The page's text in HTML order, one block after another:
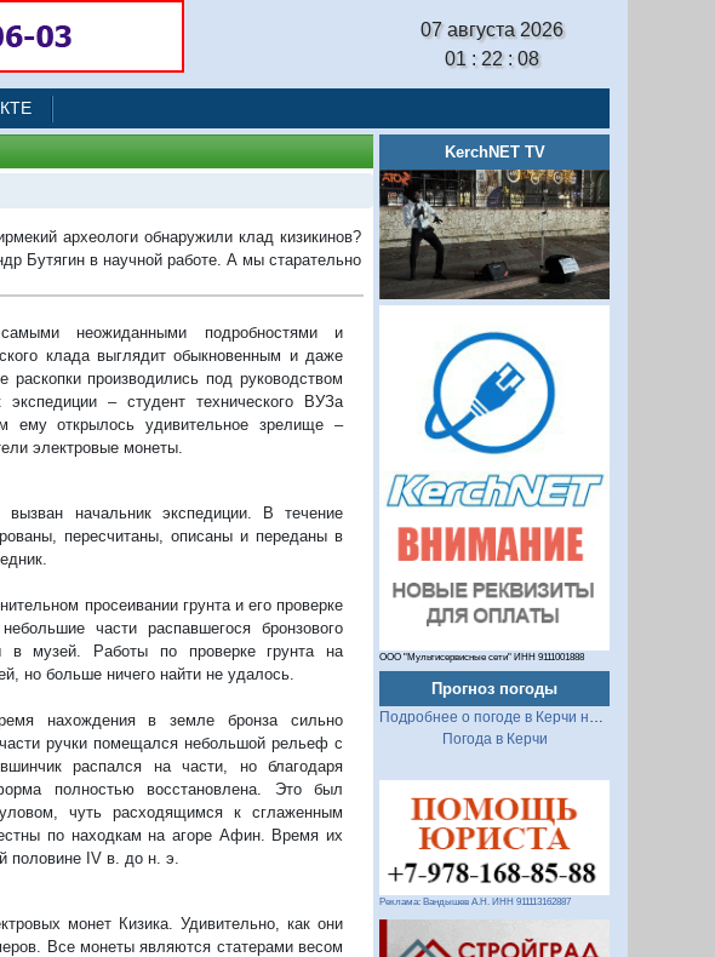
07 августа 2026
01 : 22 : 08
археологи обнаружили клад кизикинов?
Бутягин в научной работе. А мы старательно
неожиданными подробностями и
клада выглядит обыкновенным и даже
производились под руководством
– студент технического ВУЗа
ему открылось удивительное зрелище –
электровые монеты.
начальник экспедиции. В течение
пересчитаны, описаны и переданы в
просеивании грунта и его проверке
части распавшегося бронзового
музей. Работы по проверке грунта на
но больше ничего найти не удалось.
нахождения в земле бронза сильно
ручки помещался небольшой рельеф с
распался на части, но благодаря
полностью восстановлена. Это был
чуть расходящимся к сглаженным
по находкам на агоре Афин. Время их
половине IV в. до н. э.
монет Кизика. Удивительно, как они
Все монеты являются статерами весом
KerchNET TV
ООО "Мультисервисные сети" ИНН 9111001888
Прогноз погоды
Подробнее о погоде в Керчи на 2 недели
Погода в Керчи
Реклама: Вандышев А.Н. ИНН 911113162887